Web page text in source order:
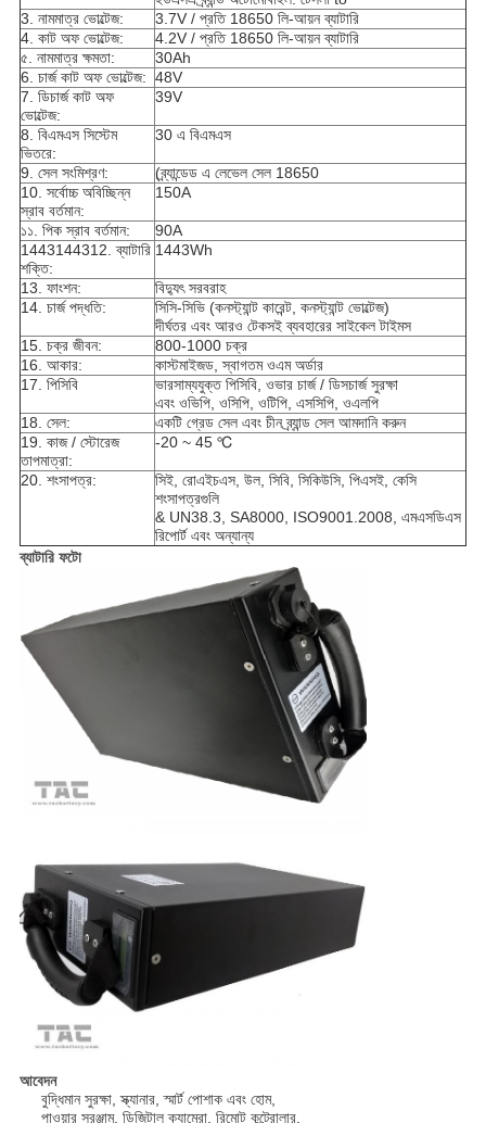
3. নামমাত্র ভোল্টেজ:
3.7V / প্রতি 18650 লি-আয়ন ব্যাটারি
4. কাট অফ ভোল্টেজ:
4.2V / প্রতি 18650 লি-আয়ন ব্যাটারি
৫. নামমাত্র ক্ষমতা:
30Ah
6. চার্জ কাট অফ ভোল্টেজ: 48V
7. ডিচার্জ কাট অফ
ভোল্টেজ:
39V
8. বিএমএস সিস্টেম
ভিতরে:
30 এ বিএমএস
9. সেল সংমিশ্রণ:
(ব্র্যান্ডেড এ লেভেল সেল 18650
10. সর্বোচ্চ অবিচ্ছিন্ন
স্রাব বর্তমান:
150A
১১. পিক স্রাব বর্তমান:
90A
1443144312. ব্যাটারি
শক্তি:
1443Wh
13. ফাংশন:
বিদ্যুৎ সরবরাহ
14. চার্জ পদ্ধতি:
সিসি-সিভি (কনস্ট্যান্ট কারেন্ট, কনস্ট্যান্ট ভোল্টেজ)
দীর্ঘতর এবং আরও টেকসই ব্যবহারের সাইকেল টাইমস
15. চক্র জীবন:
800-1000 চক্র
16. আকার:
কাস্টমাইজড, স্বাগতম ওএম অর্ডার
17. পিসিবি
ভারসাম্যযুক্ত পিসিবি, ওভার চার্জ / ডিসচার্জ সুরক্ষা
এবং ওভিপি, ওসিপি, ওটিপি, এসসিপি, ওএলপি
18. সেল:
একটি গ্রেড সেল এবং চীন ব্র্যান্ড সেল আমদানি করুন
19. কাজ / স্টোরেজ
তাপমাত্রা:
-20 ~ 45 ℃
20. শংসাপত্র:
সিই, রোএইচএস, উল, সিবি, সিকিউসি, পিএসই, কেসি
শংসাপত্রগুলি
& UN38.3, SA8000, ISO9001.2008, এমএসডিএস
রিপোর্ট এবং অন্যান্য
ব্যাটারি ফটো
আবেদন
বুদ্ধিমান সুরক্ষা, স্ক্যানার, স্মার্ট পোশাক এবং হোম,
পাওয়ার সরঞ্জাম, ডিজিটাল ক্যামেরা, রিমোট কন্ট্রোলার,